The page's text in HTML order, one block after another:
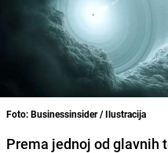
Foto: Businessinsider / Ilustracija
Prema jednoj od glavnih